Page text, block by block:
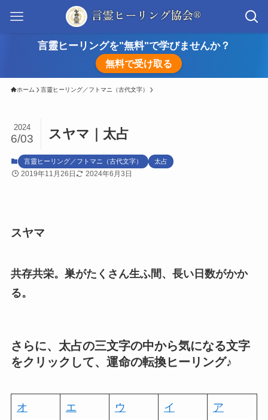
言靈ヒーリングを"無料"で学びませんか？
無料で受け取る
ホーム 言靈ヒーリング／フトマニ（古代文字）
スヤマ｜太占
2024
6/03
言靈ヒーリング／フトマニ（古代文字） 太占
2019年11月26日 2024年6月3日
スヤマ
共存共栄。巣がたくさん生ふ間、長い日数がかか
る。
さらに、太占の三文字の中から気になる文字
をクリックして、運命の転換ヒーリング♪
オ エ ウ イ ア